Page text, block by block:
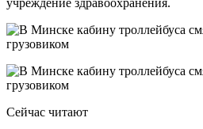
Сейчас читают